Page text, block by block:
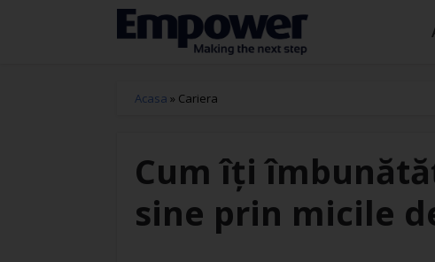
Acasa » Cariera
Cum îți
sine prin micile